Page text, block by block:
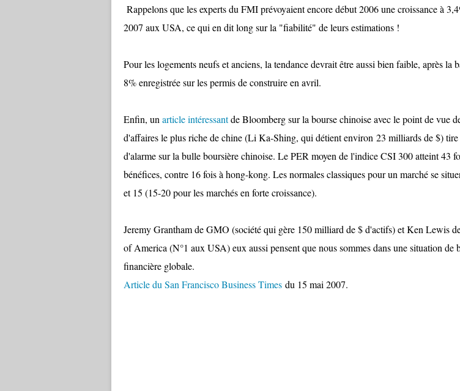
Rappelons que les experts du FMI prévoyaient encore début 2006 une croissance à
2007 aux USA, ce qui en dit long sur la "fiabilité" de leurs estimations !
Pour les logements neufs et anciens, la tendance devrait être aussi bien faible, après la
8% enregistrée sur les permis de construire en avril.
Enfin, un article intéressantde Bloomberg sur la bourse chinoise avec le point de vue
d'affaires le plus riche de chine (Li Ka-Shing, qui détient environ 23 milliards de $) tire
d'alarme sur la bulle boursière chinoise. Le PER moyen de l'indice CSI 300 atteint 43
bénéfices, contre 16 fois à hong-kong. Les normales classiques pour un marché se
et 15 (15-20 pour les marchés en forte croissance).
Jeremy Grantham de GMO (société qui gère 150 milliard de $ d'actifs) et Ken Lewis
of America (N°1 aux USA) eux aussi pensent que nous sommes dans une situation de
financière globale.
Article du San Francisco Business Times du 15 mai 2007.